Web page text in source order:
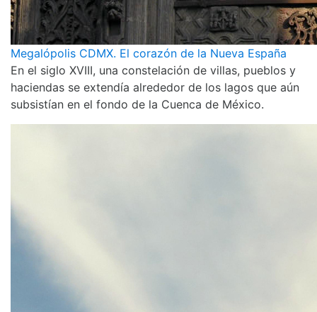
Megalópolis CDMX. El corazón de la Nueva España
En el siglo XVIII, una constelación de villas, pueblos y
haciendas se extendía alrededor de los lagos que aún
subsistían en el fondo de la Cuenca de México.